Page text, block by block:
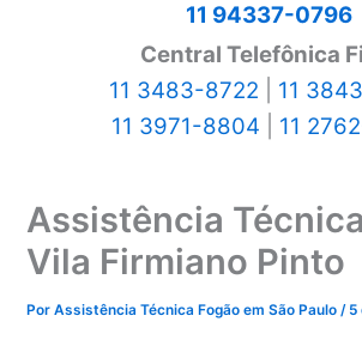
11 94337-0796
Central Telefônica
11 3483-8722
11
11 3971-8804
11
Assistência
Vila Firmiano Pinto
PorAssistência Técnica Fogão em São Paulo/ 5